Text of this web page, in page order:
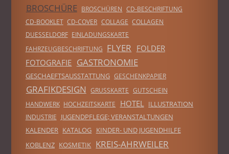
BROSCHÜRE BROSCHÜREN CD-BESCHRIFTUNG
CD-BOOKLET CD-COVER COLLAGE COLLAGEN
DUESSELDORF EINLADUNGSKARTE
FAHRZEUGBESCHRIFTUNG
FLYER FOLDER
FOTOGRAFIE GASTRONOMIE
GESCHAEFTSAUSSTATTUNG GESCHENKPAPIER
GRAFIKDESIGN GRUSSKARTE
GUTSCHEIN
HANDWERK HOCHZEITSKARTE HOTEL ILLUSTRATION
INDUSTRIE
JUGENDPFLEGE; VERANSTALTUNGEN
KALENDER KATALOG KINDER- UND JUGENDHILFE
KOBLENZ KOSMETIK KREIS-AHRWEILER